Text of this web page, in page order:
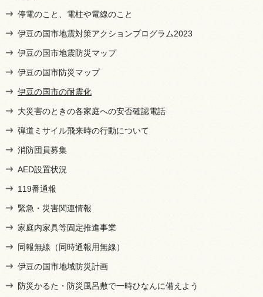
停電のこと、電柱や電線のこと
伊豆の国市地震対策アクションプログラム2023
伊豆の国市地震防災マップ
伊豆の国市防災マップ
伊豆の国市の耐震化
大災害のときの各家庭への安否確認電話
弾道ミサイル飛来時の行動について
消防団員募集
AED設置状況
119番通報
緊急・災害関連情報
家庭内家具等固定推進事業
同報無線（同時通報用無線）
伊豆の国市地域防災計画
防災かるた・防災風呂敷で一時ひなんに備えよう